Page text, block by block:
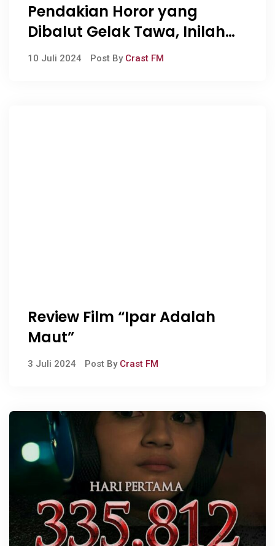
Pendakian Horor yang
Dibalut Gelak Tawa, Inilah
Ulasan Film “Sekawan Limo”
10 Juli 2024 Post By Crast FM
Review Film “Ipar Adalah
Maut”
3 Juli 2024 Post By Crast FM